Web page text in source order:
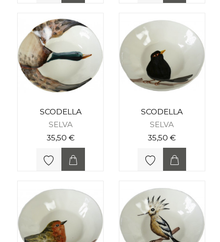
SCODELLA
SELVA
35,50 €
SCODELLA
SELVA
35,50 €